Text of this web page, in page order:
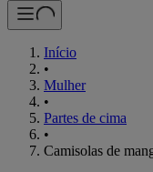
Início
•
Mulher
•
Partes de cima
•
Camisolas de